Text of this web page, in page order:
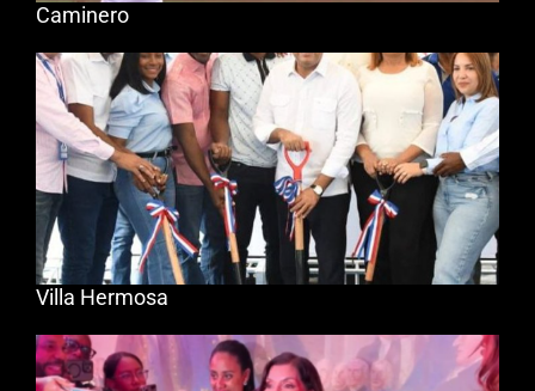
Caminero
Villa Hermosa